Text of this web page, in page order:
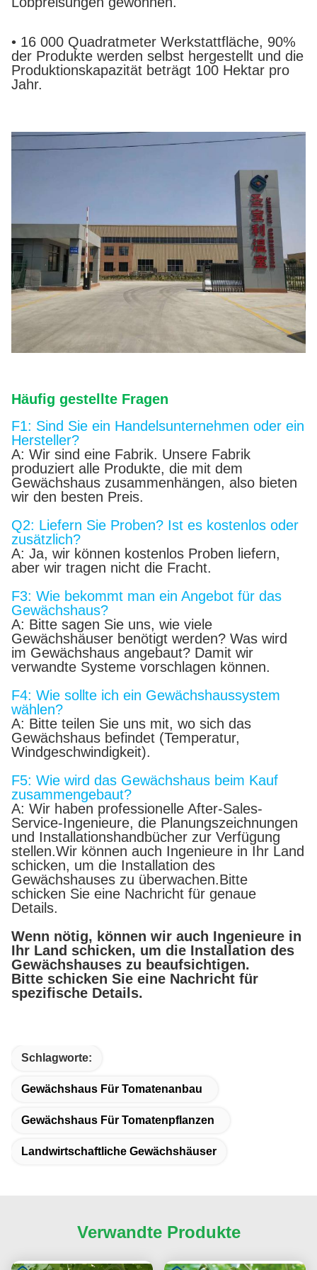
• 16 000 Quadratmeter Werkstattfläche, 90%
der Produkte werden selbst hergestellt und die
Produktionskapazität beträgt 100 Hektar pro
Jahr.
Häufig gestellte Fragen
F1: Sind Sie ein Handelsunternehmen oder ein
Hersteller?
A: Wir sind eine Fabrik. Unsere Fabrik
produziert alle Produkte, die mit dem
Gewächshaus zusammenhängen, also bieten
wir den besten Preis.
Q2: Liefern Sie Proben? Ist es kostenlos oder
zusätzlich?
A: Ja, wir können kostenlos Proben liefern,
aber wir tragen nicht die Fracht.
F3: Wie bekommt man ein Angebot für das
Gewächshaus?
A: Bitte sagen Sie uns, wie viele
Gewächshäuser benötigt werden? Was wird
im Gewächshaus angebaut? Damit wir
verwandte Systeme vorschlagen können.
F4: Wie sollte ich ein Gewächshaussystem
wählen?
A: Bitte teilen Sie uns mit, wo sich das
Gewächshaus befindet (Temperatur,
Windgeschwindigkeit).
F5: Wie wird das Gewächshaus beim Kauf
zusammengebaut?
A: Wir haben professionelle After-Sales-
Service-Ingenieure, die Planungszeichnungen
und Installationshandbücher zur Verfügung
stellen.Wir können auch Ingenieure in Ihr Land
schicken, um die Installation des
Gewächshauses zu überwachen.Bitte
schicken Sie eine Nachricht für genaue
Details.
Wenn nötig, können wir auch Ingenieure in
Ihr Land schicken, um die Installation des
Gewächshauses zu beaufsichtigen.
Bitte schicken Sie eine Nachricht für
spezifische Details.
Schlagworte:
Gewächshaus Für Tomatenanbau
Gewächshaus Für Tomatenpflanzen
Landwirtschaftliche Gewächshäuser
Verwandte Produkte